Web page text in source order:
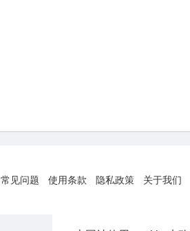
常见问题 使用条款 隐私政策 关于我们